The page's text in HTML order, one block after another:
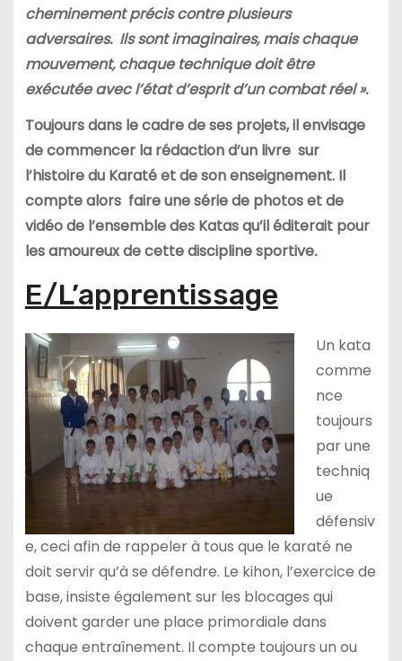
cheminement précis contre plusieurs
adversaires. Ils sont imaginaires, mais chaque
mouvement, chaque technique doit être
exécutée avec l’état d’esprit d’un combat réel ».
Toujours dans le cadre de ses projets, il envisage
de commencer la rédaction d’un livre sur
l’histoire du Karaté et de son enseignement. Il
compte alors faire une série de photos et de
vidéo de l’ensemble des Katas qu’il éditerait pour
les amoureux de cette discipline sportive.
E/L’apprentissage
Un kata
comme
nce
toujours
par une
techniq
ue
défensiv
e, ceci afin de rappeler à tous que le karaté ne
doit servir qu’à se défendre. Le kihon, l’exercice de
base, insiste également sur les blocages qui
doivent garder une place primordiale dans
chaque entraînement. Il compte toujours un ou